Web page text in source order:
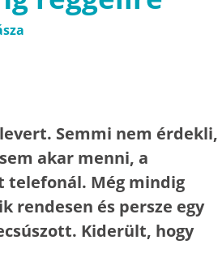
Semmi nem érdekli,
akar menni, a
telefonál. Még mindig
rendesen és persze egy
Kiderült, hogy